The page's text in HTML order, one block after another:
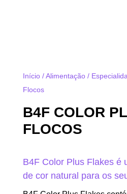
Início/Alimentação/
Flocos
B4F COLOR
FLOCOS
B4F Color Plus Flakes é
de cor natural para os